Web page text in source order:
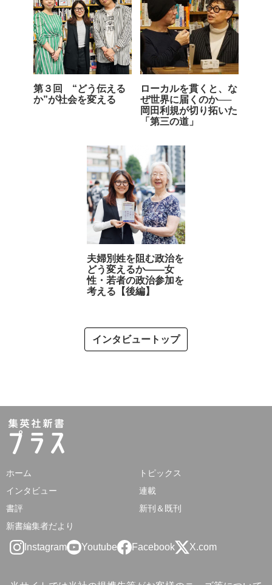
第３回 “どう伝える
か”が社会を変える
ローカルを貫くと、な
ぜ世界に届くのか──
岡田利規が切り拓いた
「第三の道」
夫婦別姓を阻む政治を
どう変えるか――女
性・若者の政治参加を
考える【後編】
インタビュートップ
ホーム
トピックス
インタビュー
連載
書評
新刊＆既刊
新書編集者だより
Instagram Youtube Facebook X.com